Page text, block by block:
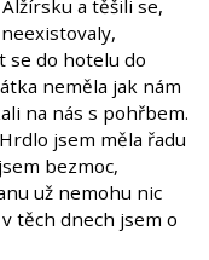
a těšili se,
se do hotelu do
neměla jak nám
na nás s pohřbem.
jsem měla řadu
bezmoc,
už nemohu nic
těch dnech jsem o